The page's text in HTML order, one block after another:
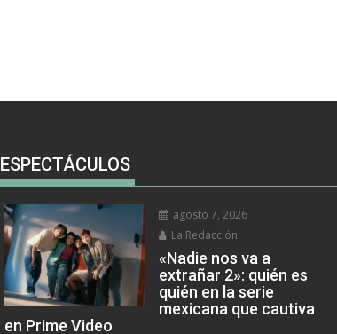
ESPECTÁCULOS
agosto 7, 2026
La Redacción
«Nadie nos va a
extrañar 2»: quién es
quién en la serie
mexicana que cautiva
en Prime Video